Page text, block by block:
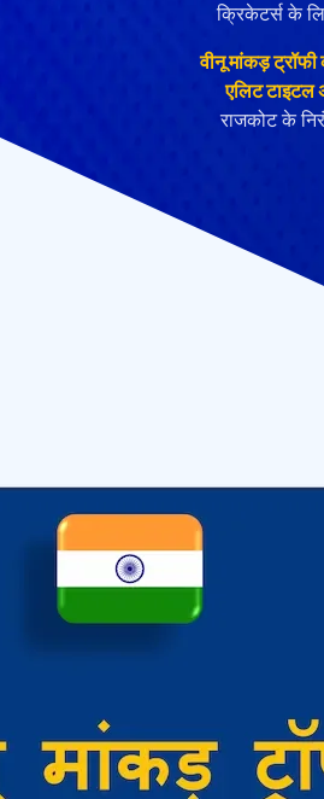
क्रिकेटर्स के
वीनू मांकड़
एलिट टाइटल
राजकोट के